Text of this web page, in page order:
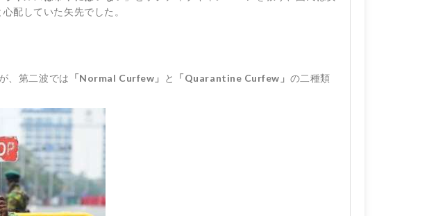
配していた矢先でした。
、第二波では 「Normal Curfew」 と 「Quarantine Curfew」 の二種類